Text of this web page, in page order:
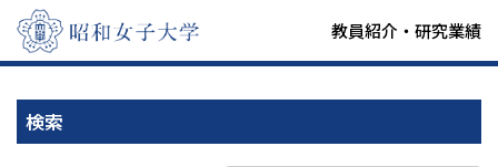
教員紹介・研究業績
検索